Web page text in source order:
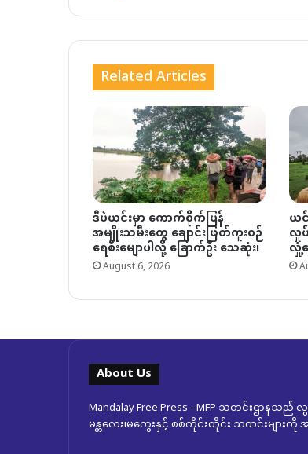
Related Articles
ဒီပဲယင်းမှာ ကောက်စိုက်ပြန်
အမျိုးသမီးတွေ ချောင်းဖြတ်ကူးစဉ်
ရေစီးမျောပါလို့ ခြောက်ဦး သေဆုံး၊
August 6, 2026
ယ
လှု
လှုံ့
About Us
Mandalay Free Press - MFP သတင်းဌာန
မန္တလေး၊မကွေးနှင့် စစ်ကိုင်းတိုင်း သတင်းမျ